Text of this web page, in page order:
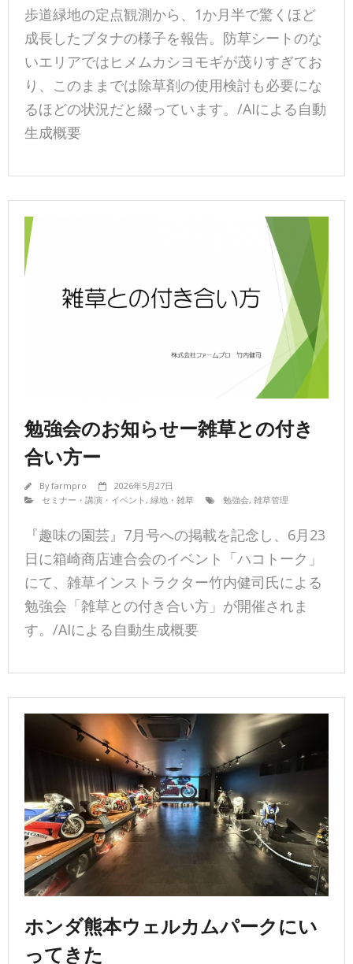
歩道緑地の定点観測から、1か月半で驚くほど
成長したブタナの様子を報告。防草シートのな
いエリアではヒメムカシヨモギが茂りすぎてお
り、このままでは除草剤の使用検討も必要にな
るほどの状況だと綴っています。/AIによる自動
生成概要
勉強会のお知らせー雑草との付き
合い方ー
Byfarmpro
2026年5月27日
セミナー・講演・イベント , 緑地・雑草 勉強会, 雑草管理
『趣味の園芸』7月号への掲載を記念し、6月23
日に箱崎商店連合会のイベント「ハコトーク」
にて、雑草インストラクター竹内健司氏による
勉強会「雑草との付き合い方」が開催されま
す。/AIによる自動生成概要
ホンダ熊本ウェルカムパークにい
ってきた